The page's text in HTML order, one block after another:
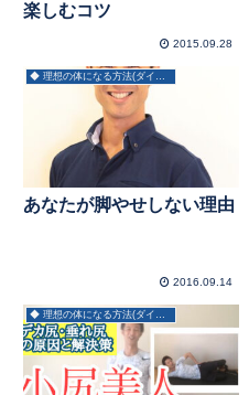
楽しむコツ
2015.09.28
あなたが脚やせしない理由
2016.09.14